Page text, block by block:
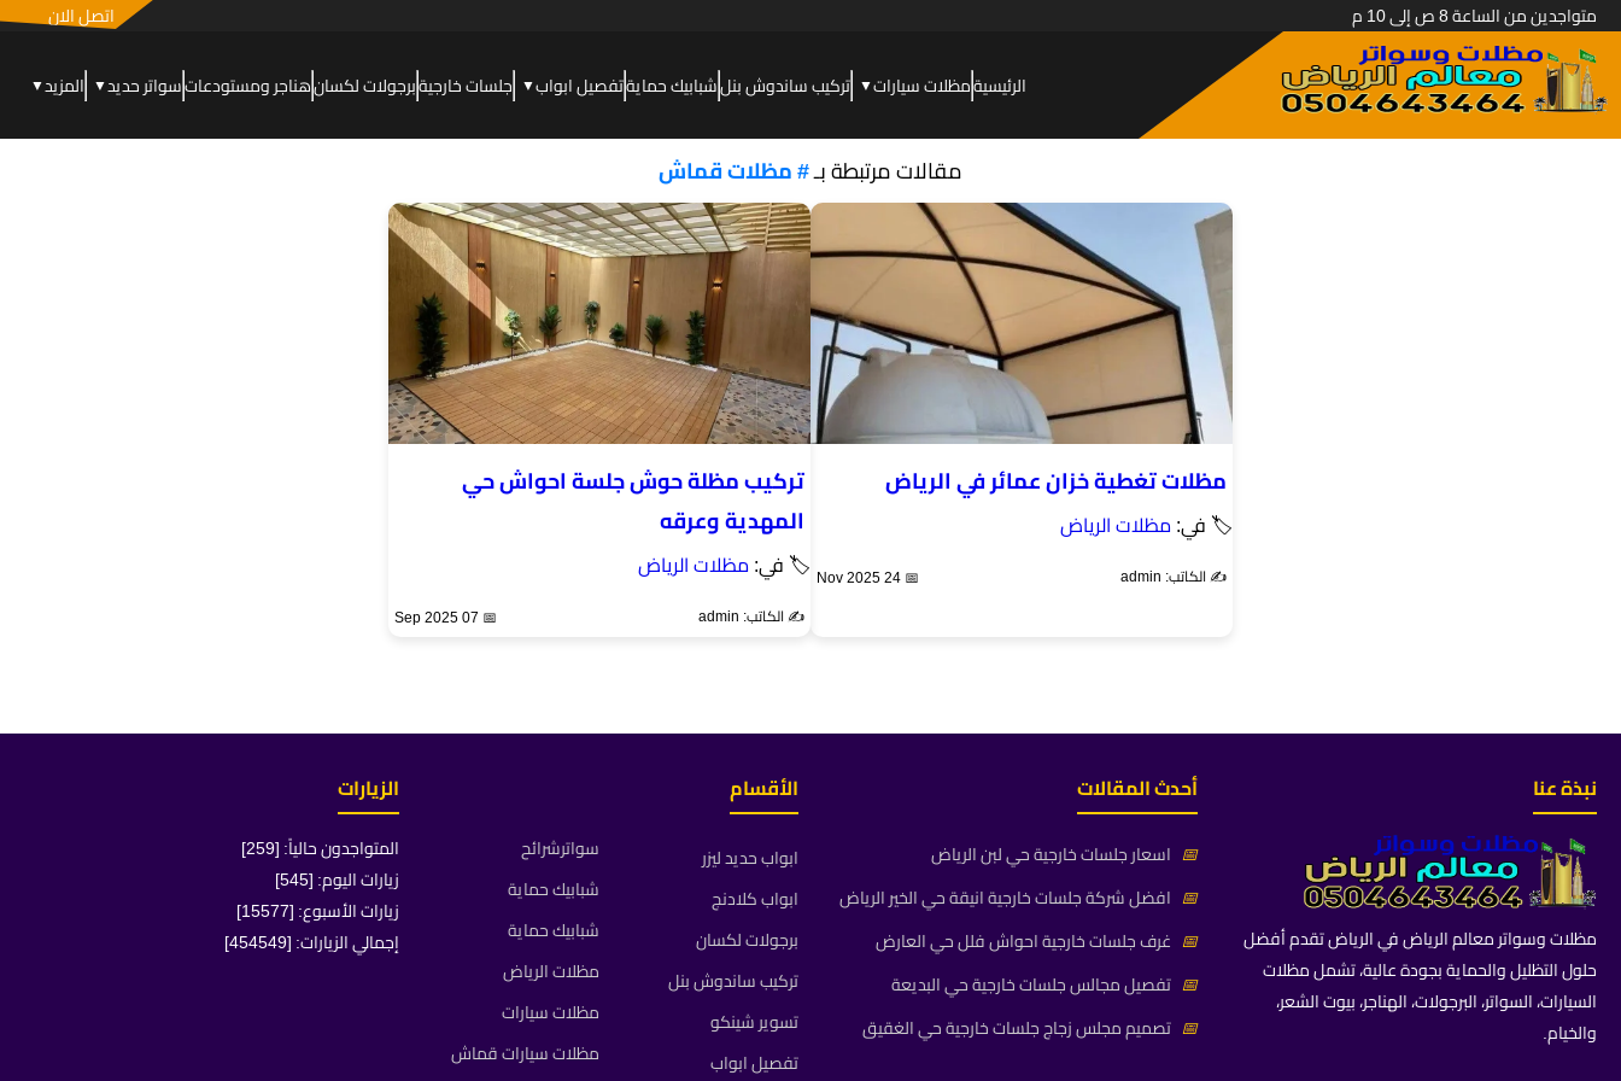
متواجدين من الساعة 8 ص إلى 10 م اتصل الان
الرئيسيةمظلات سيارات▼ تركيب ساندوش بنلشبابيك حمايةتفصيل ابواب▼ جلسات خارجيةبرجولات لكسانهناجر ومستودعاتسواتر حديد▼ المزيد▼
مقالات مرتبطة بـ# مظلات قماش
مظلات تغطية خزان عمائر في الرياض
🏷 في: مظلات الرياض
✍️ الكاتب: admin 📅 24 Nov 2025
تركيب مظلة حوش جلسة احواش حي
المهدية وعرقه
🏷 في: مظلات الرياض
✍️ الكاتب: admin 📅 07 Sep 2025
نبذة عنا
مظلات وسواتر معالم الرياض في الرياض تقدم أفضل
حلول التظليل والحماية بجودة عالية، تشمل مظلات
السيارات، السواتر، البرجولات، الهناجر، بيوت الشعر،
والخيام.
أحدث المقالات
📅 اسعار جلسات خارجية حي لبن الرياض
📅 افضل شركة جلسات خارجية انيقة حي الخير الرياض
📅 غرف جلسات خارجية احواش فلل حي العارض
📅 تفصيل مجالس جلسات خارجية حي البديعة
📅 تصميم مجلس زجاج جلسات خارجية حي الغقيق
الأقسام
ابواب حديد ليزر
ابواب كلادنج
برجولات لكسان
تركيب ساندوش بنل
تسوير شينكو
تفصيل ابواب
سواترشرائح
شبابيك حماية
شبابيك حماية
مظلات الرياض
مظلات سيارات
مظلات سيارات قماش
الزيارات
المتواجدون حالياً: [259]
زيارات اليوم: [545]
زيارات الأسبوع: [15577]
إجمالي الزيارات: [454549]